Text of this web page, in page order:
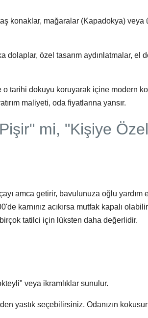
konaklar, mağaralar (Kapadokya) veya
özel tasarım aydınlatmalar, el
o tarihi dokuyu koruyarak içine modern
maliyeti, oda fiyatlarına yansır.
mi, "Kişiye
amca getirir, bavulunuza oğlu yardım
karnınız acıkırsa mutfak kapalı
tatilci için lüksten daha değerlidir.
veya ikramlıklar sunulur.
yastık seçebilirsiniz. Odanızın